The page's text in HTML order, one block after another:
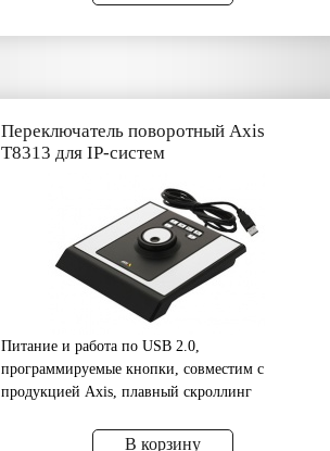
Переключатель поворотный Axis
T8313 для IP-систем
Питание и работа по USB 2.0,
программируемые кнопки, совместим с
продукцией Axis, плавный скроллинг
В корзину